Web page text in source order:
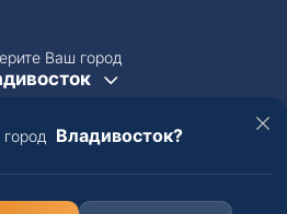
Ваш город
Владивосток?